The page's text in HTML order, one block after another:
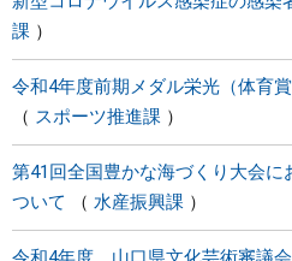
課
令和4年度前期メダル栄光（体育
スポーツ推進課
第41回全国豊かな海づくり大会
ついて
水産振興課